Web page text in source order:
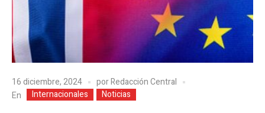
16 diciembre, 2024 porRedacción Central
En
Internacionales Noticias